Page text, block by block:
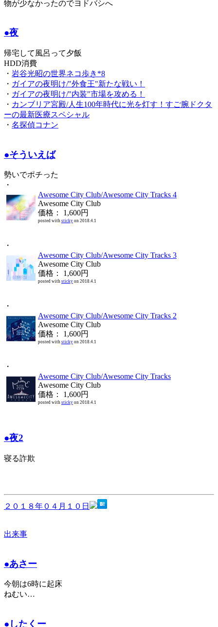
物が少なかったのでヨドバシへ
●夜
帰宅して風呂って夕飯
HDD消費
・ 岩谷光昭の世界ネコ歩き*8
・ ガイアの夜明け/"外食王"新たな戦い！
・ ガイアの夜明け/"内装"市場を攻める！
・ カンブリア宮殿/人生100年時代に光を灯す！すご腕ドクタ
ーの最新医療スペシャル
・ 名探偵コナン
●そういえば
勢いでポチった
・
Awesome City Club/Awesome City Tracks 4
Awesome City Club
価格： 1,600円
posted with sticky on 2018.4.1
・
Awesome City Club/Awesome City Tracks 3
Awesome City Club
価格： 1,600円
posted with sticky on 2018.4.1
・
Awesome City Club/Awesome City Tracks 2
Awesome City Club
価格： 1,600円
posted with sticky on 2018.4.1
・
Awesome City Club/Awesome City Tracks
Awesome City Club
価格： 1,600円
posted with sticky on 2018.4.1
●夜2
寝る詐欺
２０１８年０４月１０日
出来事
●あさー
今朝は6時に起床
ねむい…
●したくー